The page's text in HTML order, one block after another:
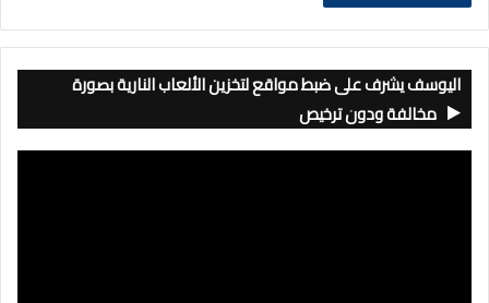
اليوسف يشرف على ضبط مواقع لتخزين الألعاب النارية بصورة
مخالفة ودون ترخيص